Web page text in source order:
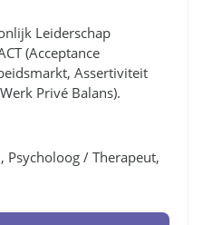
Leiderschap
(Acceptance
Assertiviteit
Privé Balans).
Psycholoog / Therapeut,